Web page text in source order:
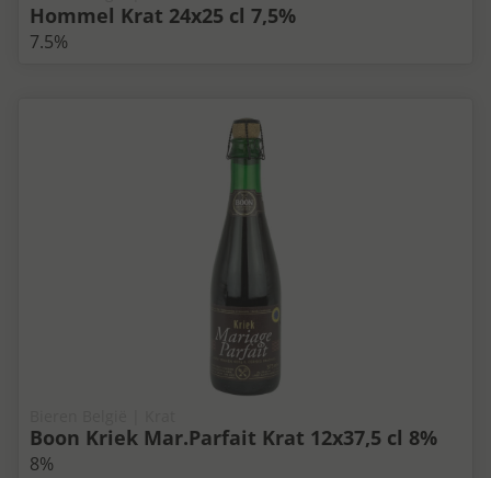
Hommel Krat 24x25 cl 7,5%
7.5%
Boon Kriek Mar.Parfait Krat 12x37,5 cl 8%
8%